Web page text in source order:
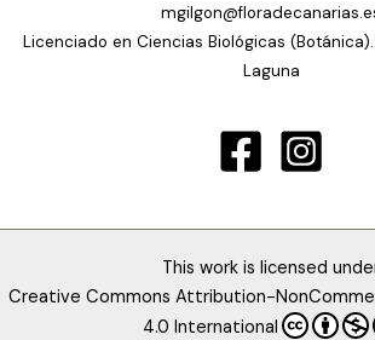
Licenciado en Ciencias Biológicas
Laguna
This work is licensed
Creative Commons Attribution-
4.0 International